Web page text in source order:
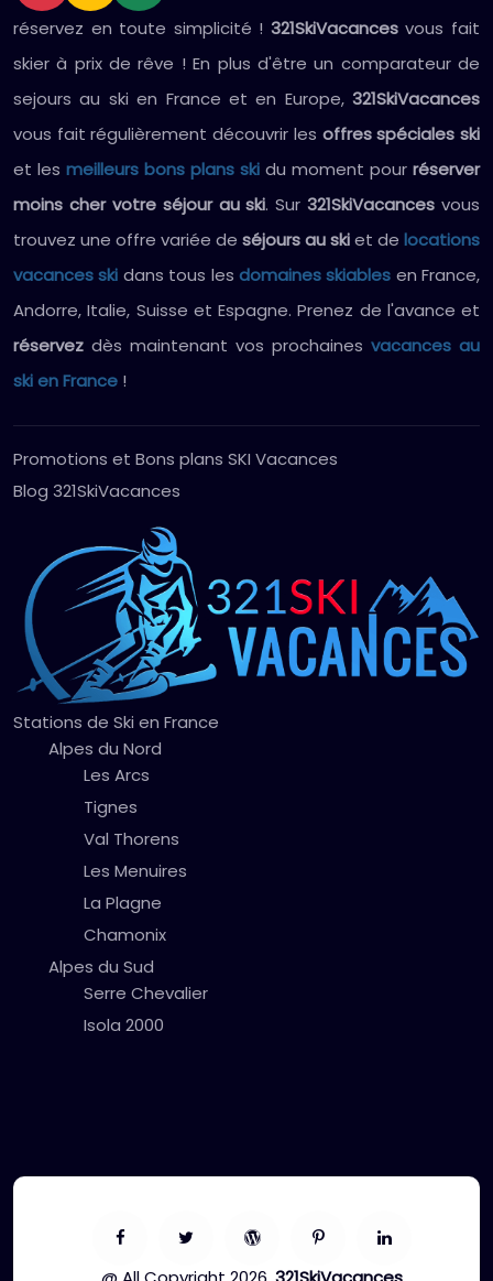
réservez en toute simplicité ! 321SkiVacancesvous fait
skier à prix de rêve ! En plus d'être un comparateur de
sejours au ski en France et en Europe, 321SkiVacances
vous fait régulièrement découvrir les offres spéciales ski
et les meilleurs bons plans ski du moment pour réserver
moins cher votre séjour au ski. Sur321SkiVacances vous
trouvez une offre variée de séjours au skiet de locations
vacances ski dans tous les domaines skiables en France,
Andorre, Italie, Suisse et Espagne. Prenez de l'avance et
réservez dès maintenant vos prochaines vacances au
ski en France !
Promotions et Bons plans SKI Vacances
Blog 321SkiVacances
Stations de Ski en France
Alpes du Nord
Les Arcs
Tignes
Val Thorens
Les Menuires
La Plagne
Chamonix
Alpes du Sud
Serre Chevalier
Isola 2000